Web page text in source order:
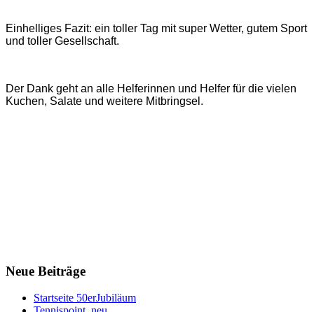
Einhelliges Fazit: ein toller Tag mit super Wetter, gutem Sport
und toller Gesellschaft.
Der Dank geht an alle Helferinnen und Helfer für die vielen
Kuchen, Salate und weitere Mitbringsel.
Neue Beiträge
Startseite 50erJubiläum